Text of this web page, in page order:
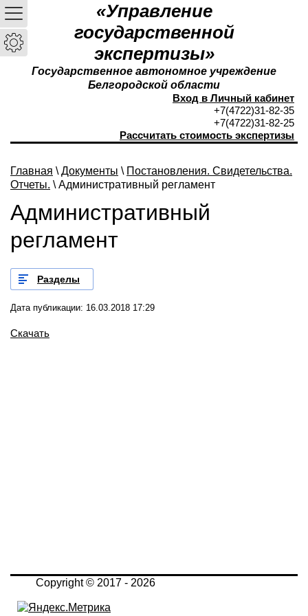
«Управление
государственной
экспертизы»
Государственное автономное учреждение
Белгородской области
Вход в Личный кабинет
+7(4722)31-82-35
+7(4722)31-82-25
Рассчитать стоимость экспертизы
Главная \ Документы \ Постановления. Свидетельства.
Отчеты. \ Административный регламент
Административный
регламент
Разделы
Дата публикации: 16.03.2018 17:29
Скачать
Copyright © 2017 - 2026